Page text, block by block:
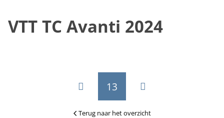
VTT TC Avanti 2024
Terug naar het overzicht
13